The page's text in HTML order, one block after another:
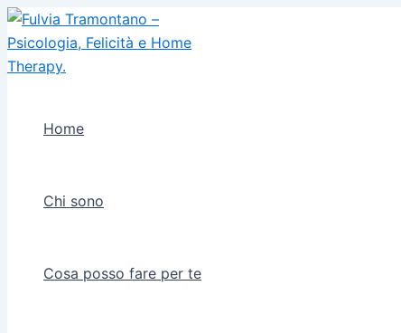
Vai
al
contenuto
Home
Chi sono
Cosa posso fare per te